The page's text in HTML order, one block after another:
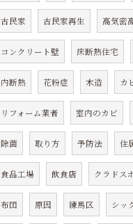
古民家 古民家再生 高気密
コンクリート壁 床断熱住宅
内断熱 花粉症 木造 カ
リフォーム業者 室内のカビ
除菌 取り方 予防法 住
食品工場 飲食店 クラドス
布団 原因 練馬区 シッ